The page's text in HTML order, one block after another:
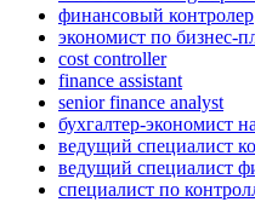
финансовый контролер
экономист по бизнес-
cost controller
finance assistant
senior finance analyst
бухгалтер-экономист
ведущий специалист
ведущий специалист
специалист по